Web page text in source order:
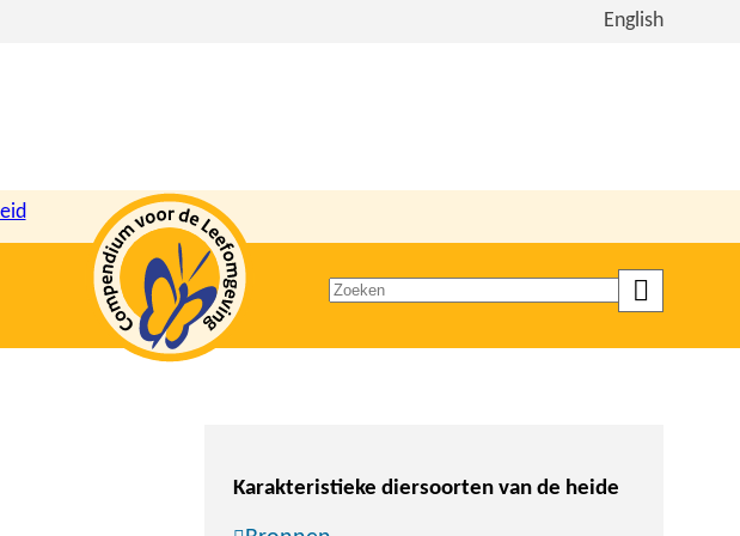
Bekijk
English
Zoeken
Karakteristieke diersoorten van de heide